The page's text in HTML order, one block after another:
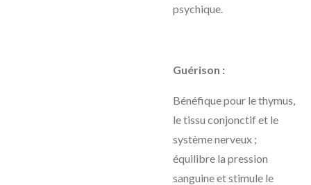
psychique.
Guérison :
Bénéfique pour le thymus,
le tissu conjonctif et le
système nerveux ;
équilibre la pression
sanguine et stimule le